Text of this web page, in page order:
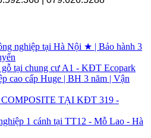
nghiệp tại Hà Nội ★ | Bảo hành 3
gỗ tại chung cư A1 - KĐT Ecopark
cao cấp Huge | BH 3 năm | Vận
TẠI KĐT 319 -
1 cánh tại TT12 - Mỗ Lao - Hà